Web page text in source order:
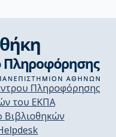
Πληροφόρησης
του ΕΚΠΑ
Βιβλιοθηκών